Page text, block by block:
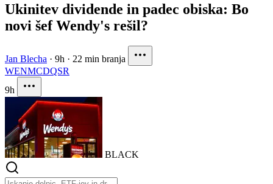
Ukinitev dividende in padec obiska: Bo
novi šef Wendy's rešil?
Jan Blecha · 9h · 22 min branja
WENMCDQSR
9h
BLACK